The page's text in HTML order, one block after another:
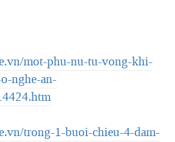
mot-phu-nu-tu-vong-khi-
nghe-an-
trong-1-buoi-chieu-4-dam-